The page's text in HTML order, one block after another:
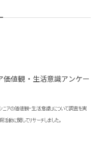
価値観・生活意識アンケー